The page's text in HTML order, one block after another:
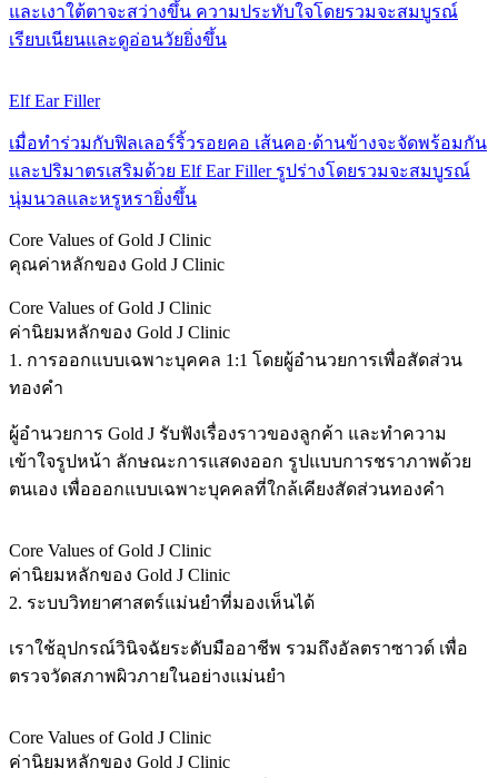
และเงาใต้ตาจะสว่างขึ้น ความประทับใจโดยรวมจะสมบูรณ์
เรียบเนียนและดูอ่อนวัยยิ่งขึ้น
Elf Ear Filler
เมื่อทำร่วมกับฟิลเลอร์ริ้วรอยคอ เส้นคอ·ด้านข้างจะจัดพร้อมกัน
และปริมาตรเสริมด้วย Elf Ear Filler รูปร่างโดยรวมจะสมบูรณ์
นุ่มนวลและหรูหรายิ่งขึ้น
Core Values of Gold J Clinic
คุณค่าหลักของ Gold J Clinic
Core Values of Gold J Clinic
ค่านิยมหลักของ Gold J Clinic
1. การออกแบบเฉพาะบุคคล 1:1 โดยผู้อำนวยการเพื่อสัดส่วน
ทองคำ
ผู้อำนวยการ Gold J รับฟังเรื่องราวของลูกค้า และทำความ
เข้าใจรูปหน้า ลักษณะการแสดงออก รูปแบบการชราภาพด้วย
ตนเอง เพื่อออกแบบเฉพาะบุคคลที่ใกล้เคียงสัดส่วนทองคำ
Core Values of Gold J Clinic
ค่านิยมหลักของ Gold J Clinic
2. ระบบวิทยาศาสตร์แม่นยำที่มองเห็นได้
เราใช้อุปกรณ์วินิจฉัยระดับมืออาชีพ รวมถึงอัลตราซาวด์ เพื่อ
ตรวจวัดสภาพผิวภายในอย่างแม่นยำ
Core Values of Gold J Clinic
ค่านิยมหลักของ Gold J Clinic